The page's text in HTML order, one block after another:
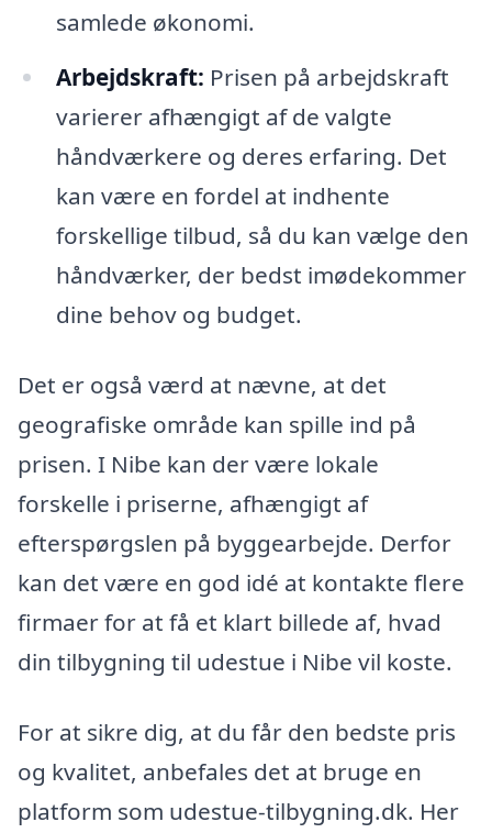
samlede økonomi.
Arbejdskraft: Prisen på arbejdskraft
varierer afhængigt af de valgte
håndværkere og deres erfaring. Det
kan være en fordel at indhente
forskellige tilbud, så du kan vælge den
håndværker, der bedst imødekommer
dine behov og budget.
Det er også værd at nævne, at det
geografiske område kan spille ind på
prisen. I Nibe kan der være lokale
forskelle i priserne, afhængigt af
efterspørgslen på byggearbejde. Derfor
kan det være en god idé at kontakte flere
firmaer for at få et klart billede af, hvad
din tilbygning til udestue i Nibe vil koste.
For at sikre dig, at du får den bedste pris
og kvalitet, anbefales det at bruge en
platform som udestue-tilbygning.dk. Her